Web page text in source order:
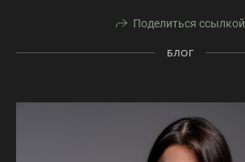
Поделиться ссылкой
БЛОГ